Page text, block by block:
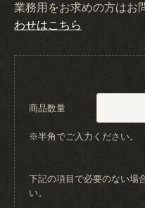
業務用をお求めの方はお
わせはこちら
商品数量
※半角でご入力ください。
下記の項目で必要のない場
い。